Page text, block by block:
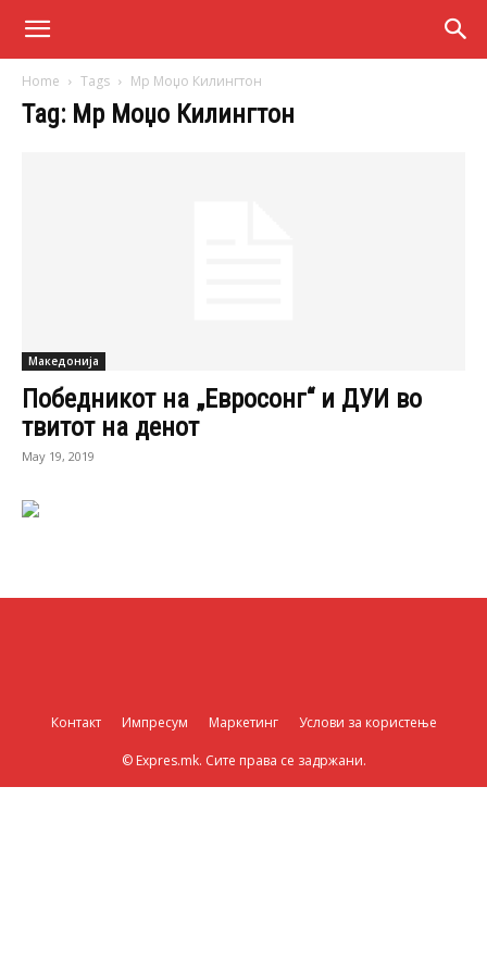
Home Tags Мр Моџо Килингтон
Tag: Мр Моџо Килингтон
Македонија
Победникот на „Евросонг“ и ДУИ во
твитот на денот
May 19, 2019
Контакт Импресум Маркетинг Услови за користење
© Expres.mk. Сите права се задржани.